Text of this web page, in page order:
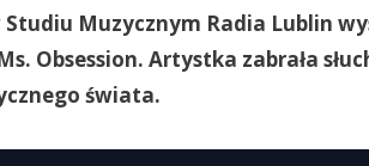
Muzycznym Radia Lublin
Obsession. Artystka zabrała
świata.